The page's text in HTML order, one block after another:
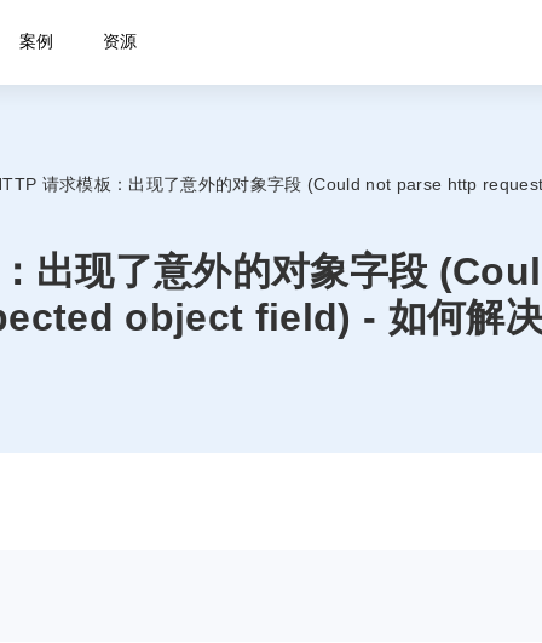
案例 资源
请求模板：出现了意外的对象字段 (Could not parse http
出现了意外的对象字段
object field) - 如何解